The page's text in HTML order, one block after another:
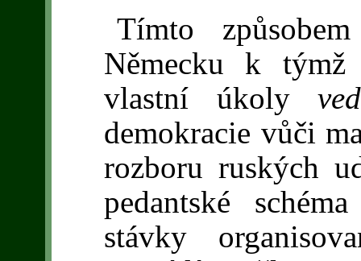
Tímto
Německu k
vlastní úkoly
demokracie vůči
rozboru ruských
pedantské
stávky